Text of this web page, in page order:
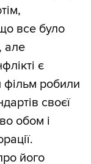
все було
але
є
робили
своєї
обом і
його